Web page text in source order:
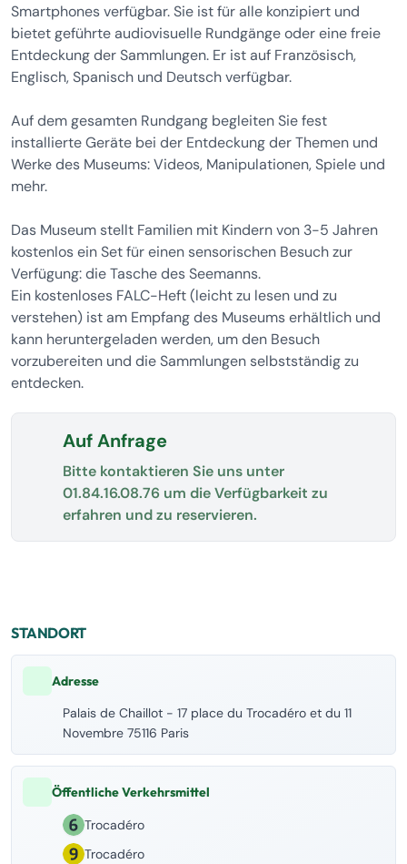
Smartphones verfügbar. Sie ist für alle konzipiert und
bietet geführte audiovisuelle Rundgänge oder eine freie
Entdeckung der Sammlungen. Er ist auf Französisch,
Englisch, Spanisch und Deutsch verfügbar.
Auf dem gesamten Rundgang begleiten Sie fest
installierte Geräte bei der Entdeckung der Themen und
Werke des Museums: Videos, Manipulationen, Spiele und
mehr.
Das Museum stellt Familien mit Kindern von 3-5 Jahren
kostenlos ein Set für einen sensorischen Besuch zur
Verfügung: die Tasche des Seemanns.
Ein kostenloses FALC-Heft (leicht zu lesen und zu
verstehen) ist am Empfang des Museums erhältlich und
kann heruntergeladen werden, um den Besuch
vorzubereiten und die Sammlungen selbstständig zu
entdecken.
Auf Anfrage
Bitte kontaktieren Sie uns unter
01.84.16.08.76 um die Verfügbarkeit zu
erfahren und zu reservieren.
STANDORT
Adresse
Palais de Chaillot - 17 place du Trocadéro et du 11
Novembre 75116 Paris
Öffentliche Verkehrsmittel
Trocadéro
Trocadéro